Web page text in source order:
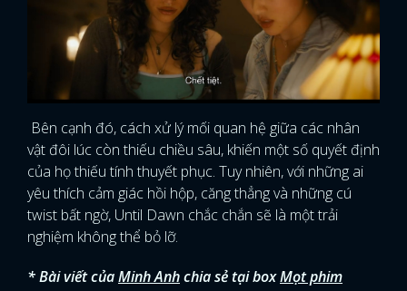
Bên cạnh đó, cách xử lý mối quan hệ giữa các nhân
vật đôi lúc còn thiếu chiều sâu, khiến một số quyết định
của họ thiếu tính thuyết phục. Tuy nhiên, với những ai
yêu thích cảm giác hồi hộp, căng thẳng và những cú
twist bất ngờ, Until Dawn chắc chắn sẽ là một trải
nghiệm không thể bỏ lỡ.
* Bài viết củaMinh Anhchia sẻ tại boxMọt phim